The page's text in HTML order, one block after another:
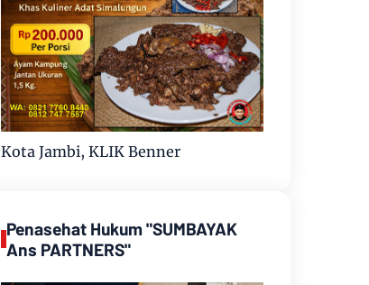
Kota Jambi, KLIK Benner
Penasehat Hukum "SUMBAYAK
Ans PARTNERS"